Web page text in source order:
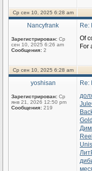
Ср сен 10, 2025 6:28 am
Nancyfrank
Зарегистрирован: Ср
сен 10, 2025 6:26 am
Сообщения: 2
Re:
Of
For
Ср сен 10, 2025 6:28 am
yoshisan
Зарегистрирован: Ср
янв 21, 2026 12:50 pm
Сообщения: 219
Re:
Jule
Gold
Unis